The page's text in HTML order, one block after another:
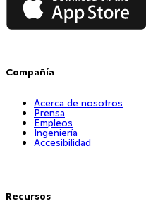
Compañía
Acerca de nosotros
Prensa
Empleos
Ingeniería
Accesibilidad
Recursos